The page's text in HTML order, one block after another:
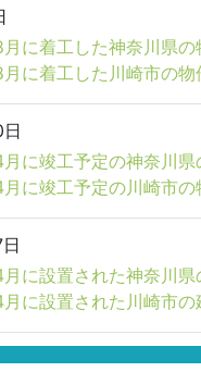
に着工した神奈川県の
に着工した川崎市の物
に竣工予定の神奈川県
に竣工予定の川崎市の
に設置された神奈川
に設置された川崎市